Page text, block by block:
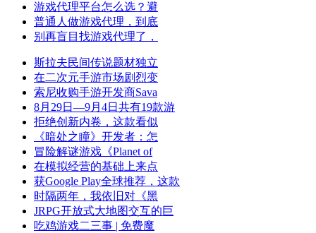
游戏代理平台怎么选？避
普通人做游戏代理，到底
别再盲目找游戏代理了，
斯拉夫民间传说题材独立
在二次元手游市场剧烈变
索尼收购手游开发商Sava
8月29日—9月4日共有19款游
拒绝创新内卷，这款看似
《暗处之瞳》开发者：怎
冒险解谜游戏《Planet of
在模拟经营的基础上来点
获Google Play全球推荐，这款
时隔两年，我依旧对《黑
JRPG开放式大地图交互的巨
吃鸡游戏二三事 | 免费魔